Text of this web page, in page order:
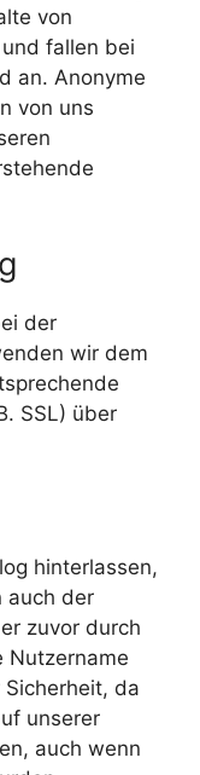
von
fallen bei
an. Anonyme
von uns
der
wir dem
SSL) über
hinterlassen,
auch der
zuvor durch
Nutzername
da
unserer
auch wenn